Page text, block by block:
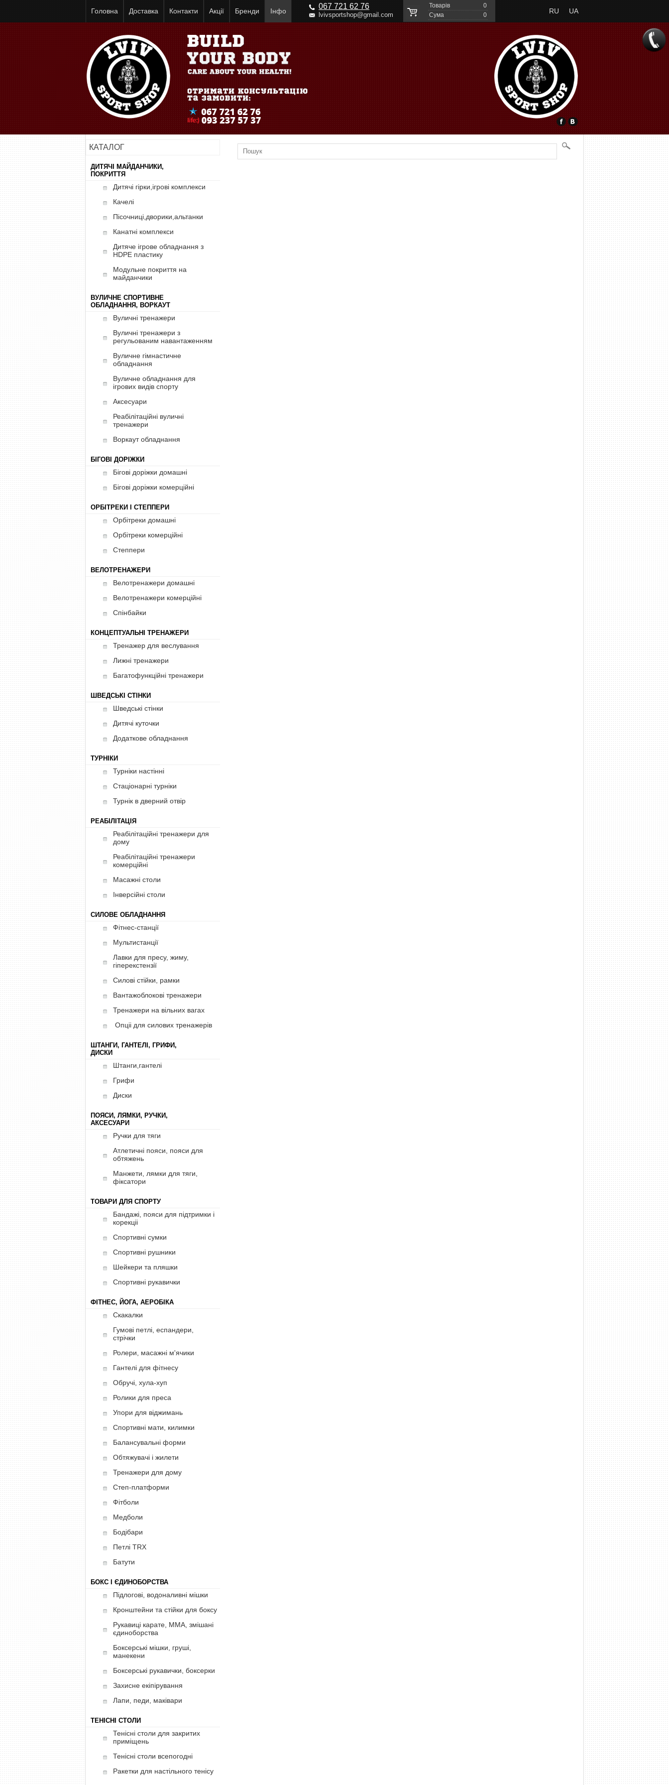
Головна Доставка Контакти Акції Бренди Інфо UA
RU
067 721 62 76
lvivsportshop@gmail.com
Товарів
0
Cума
0
КАТАЛОГ
ДИТЯЧІ МАЙДАНЧИКИ,
ПОКРИТТЯ
Дитячі гірки,ігрові комплекси
Качелі
Пісочниці,дворики,альтанки
Канатні комплекси
Дитяче ігрове обладнання з
HDPE пластику
Модульне покриття на
майданчики
ВУЛИЧНЕ СПОРТИВНЕ
ОБЛАДНАННЯ, ВОРКАУТ
Вуличні тренажери
Вуличні тренажери з
регульованим навантаженням
Вуличне гімнастичне
обладнання
Вуличне обладнання для
ігрових видів спорту
Аксесуари
Реабілітаційні вуличні
тренажери
Воркаут обладнання
БІГОВІ ДОРІЖКИ
Бігові доріжки домашні
Бігові доріжки комерційні
ОРБІТРЕКИ І СТЕППЕРИ
Орбітреки домашні
Орбітреки комерційні
Степпери
ВЕЛОТРЕНАЖЕРИ
Велотренажери домашні
Велотренажери комерційні
Спінбайки
КОНЦЕПТУАЛЬНІ ТРЕНАЖЕРИ
Тренажер для веслування
Лижні тренажери
Багатофункційні тренажери
ШВЕДСЬКІ СТІНКИ
Шведські стінки
Дитячі куточки
Додаткове обладнання
ТУРНІКИ
Турніки настінні
Стаціонарні турніки
Турнік в дверний отвір
РЕАБІЛІТАЦІЯ
Реабілітаційні тренажери для
дому
Реабілітаційні тренажери
комерційні
Масажні столи
Інверсійні столи
СИЛОВЕ ОБЛАДНАННЯ
Фітнес-станції
Мультистанції
Лавки для пресу, жиму,
гіперекстензії
Силові стійки, рамки
Вантажоблокові тренажери
Тренажери на вільних вагах
Опціі для силових тренажерів
ШТАНГИ, ГАНТЕЛІ, ГРИФИ,
ДИСКИ
Штанги,гантелі
Грифи
Диски
ПОЯСИ, ЛЯМКИ, РУЧКИ,
АКСЕСУАРИ
Ручки для тяги
Атлетичні пояси, пояси для
обтяжень
Манжети, лямки для тяги,
фіксатори
ТОВАРИ ДЛЯ СПОРТУ
Бандажі, пояси для підтримки і
корекціі
Спортивні сумки
Спортивні рушники
Шейкери та пляшки
Спортивні рукавички
ФІТНЕС, ЙОГА, АЕРОБІКА
Скакалки
Гумові петлі, еспандери,
стрічки
Ролери, масажні м'ячики
Гантелі для фітнесу
Обручі, хула-хуп
Ролики для преса
Упори для віджимань
Спортивні мати, килимки
Балансувальні форми
Обтяжувачі і жилети
Тренажери для дому
Степ-платформи
Фітболи
Медболи
Бодібари
Петлі TRX
Батути
БОКС І ЄДИНОБОРСТВА
Підлогові, водоналивні мішки
Кронштейни та стійки для боксу
Рукавиці карате, ММА, змішані
єдиноборства
Боксерські мішки, груші,
манекени
Боксерські рукавички, боксерки
Захисне екіпірування
Лапи, педи, маківари
ТЕНІСНІ СТОЛИ
Тенісні столи для закритих
приміщень
Тенісні столи всепогодні
Ракетки для настільного тенісу